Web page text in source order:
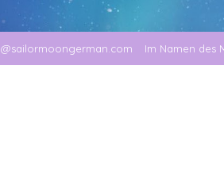
Im Namen des